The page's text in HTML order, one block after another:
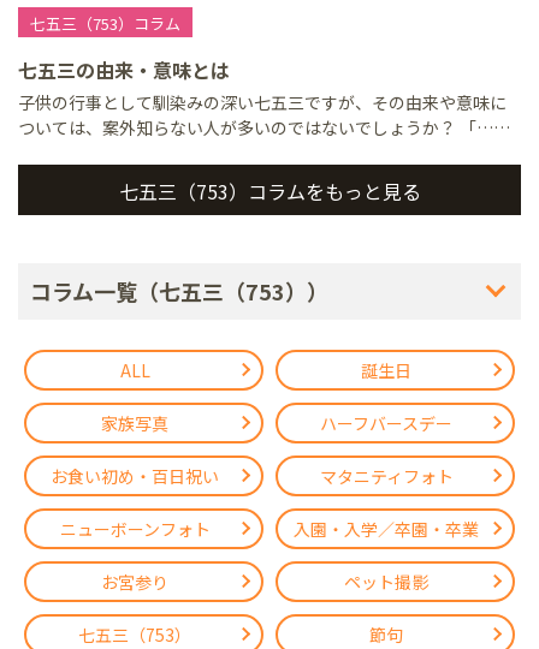
七五三（753）コラム
七五三の由来・意味とは
子供の行事として馴染みの深い七五三ですが、その由来や意味に
ついては、案外知らない人が多いのではないでしょうか？ 「……
七五三（753）コラムをもっと見る
コラム一覧（七五三（753））
ALL 誕生日
家族写真 ハーフバースデー
お食い初め・百日祝い マタニティフォト
ニューボーンフォト 入園・入学／卒園・卒業
お宮参り ペット撮影
七五三（753） 節句